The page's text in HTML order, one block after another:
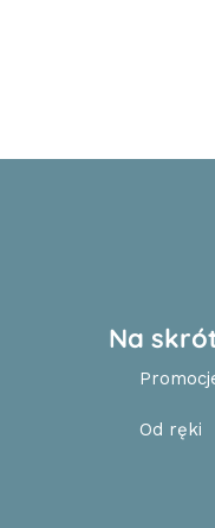
Na
Od ręki